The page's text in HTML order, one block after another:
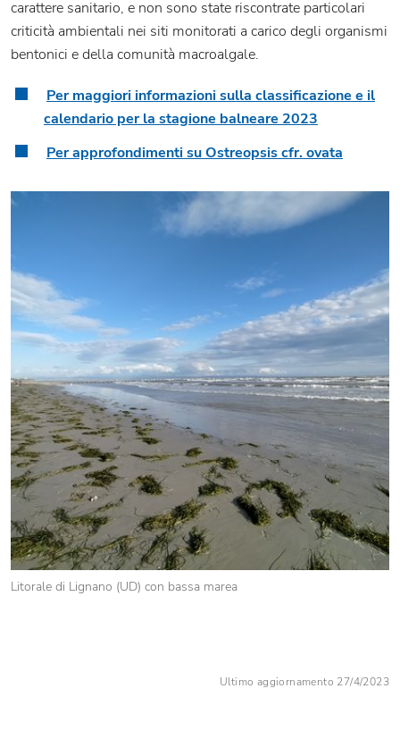
carattere sanitario, e non sono state riscontrate particolari
criticità ambientali nei siti monitorati a carico degli organismi
bentonici e della comunità macroalgale.
Per maggiori informazioni sulla classificazione e il
calendario per la stagione balneare 2023
Per approfondimenti su Ostreopsis cfr. ovata
Litorale di Lignano (UD) con bassa marea
Ultimo aggiornamento 27/4/2023